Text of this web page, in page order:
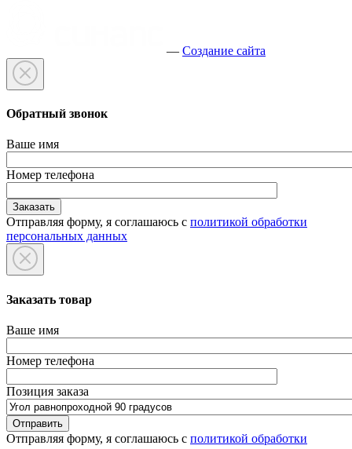
— Создание сайта
Обратный звонок
Ваше имя
Номер телефона
Отправляя форму, я соглашаюсь с политикой обработки
персональных данных
Заказать товар
Ваше имя
Номер телефона
Позиция заказа
Отправляя форму, я соглашаюсь с политикой обработки